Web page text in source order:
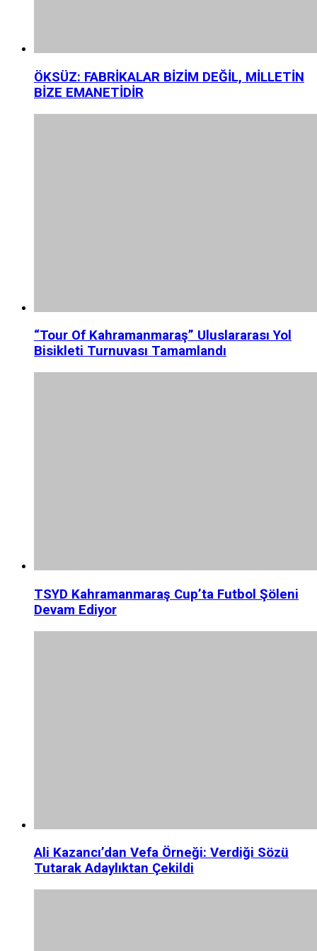
ÖKSÜZ: FABRİKALAR BİZİM DEĞİL, MİLLETİN
BİZE EMANETİDİR
“Tour Of Kahramanmaraş” Uluslararası Yol
Bisikleti Turnuvası Tamamlandı
TSYD Kahramanmaraş Cup’ta Futbol Şöleni
Devam Ediyor
Ali Kazancı’dan Vefa Örneği: Verdiği Sözü
Tutarak Adaylıktan Çekildi